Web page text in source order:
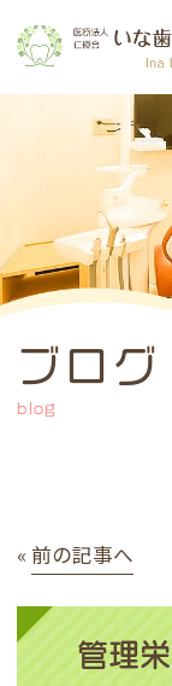
ブログ
blog
« 前の記事へ
管理